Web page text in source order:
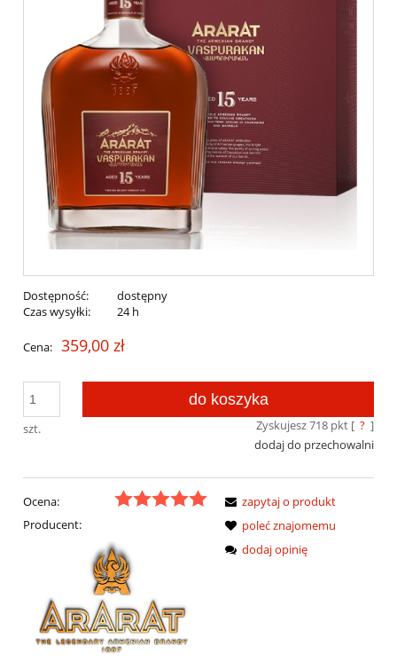
Dostępność:
dostępny
Czas wysyłki:
24 h
Cena: 359,00 zł
szt.
do koszyka
Zyskujesz718pkt [ ? ]
dodaj do przechowalni
Ocena:
Producent:
zapytaj o produkt
poleć znajomemu
dodaj opinię